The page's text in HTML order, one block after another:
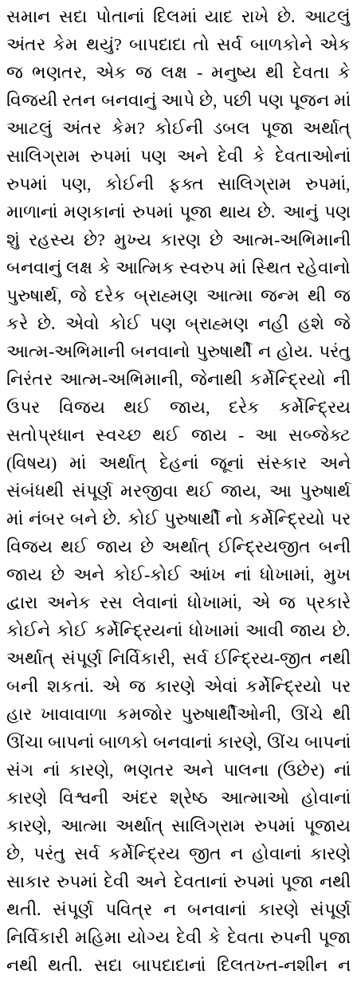
સમાન સદા પોતાનાં દિલમાં યાદ રાખે છે. આટલું
અંતર કેમ થયું? બાપદાદા તો સર્વ બાળકોને એક
જ ભણતર, એક જ લક્ષ - મનુષ્ય થી દેવતા કે
વિજયી રતન બનવાનું આપે છે, પછી પણ પૂજન માં
આટલું અંતર કેમ? કોઈની ડબલ પૂજા અર્થાત્
સાલિગ્રામ રુપમાં પણ અને દેવી કે દેવતાઓનાં
રુપમાં પણ, કોઈની ફક્ત સાલિગ્રામ રુપમાં,
માળાનાં મણકાનાં રુપમાં પૂજા થાય છે. આનું પણ
શું રહસ્ય છે? મુખ્ય કારણ છે આત્મ-અભિમાની
બનવાનું લક્ષ કે આત્મિક સ્વરુપ માં સ્થિત રહેવાનો
પુરુષાર્થ, જે દરેક બ્રાહ્મણ આત્મા જન્મ થી જ
કરે છે. એવો કોઈ પણ બ્રાહ્મણ નહીં હશે જે
આત્મ-અભિમાની બનવાનો પુરુષાર્થી ન હોય. પરંતુ
નિરંતર આત્મ-અભિમાની, જેનાથી કર્મેન્દ્રિયો ની
ઉપર વિજય થઈ જાય, દરેક કર્મેન્દ્રિય
સતોપ્રધાન સ્વચ્છ થઈ જાય - આ સબ્જેક્ટ
(વિષય) માં અર્થાત્ દેહનાં જૂનાં સંસ્કાર અને
સંબંધથી સંપૂર્ણ મરજીવા થઈ જાય, આ પુરુષાર્થ
માં નંબર બને છે. કોઈ પુરુષાર્થી નો કર્મેન્દ્રિયો પર
વિજય થઈ જાય છે અર્થાત્ ઈન્દ્રિયજીત બની
જાય છે અને કોઈ-કોઈ આંખ નાં ધોખામાં, મુખ
દ્વારા અનેક રસ લેવાનાં ધોખામાં, એ જ પ્રકારે
કોઈને કોઈ કર્મેન્દ્રિયનાં ધોખામાં આવી જાય છે.
અર્થાત્ સંપૂર્ણ નિર્વિકારી, સર્વ ઈન્દ્રિય-જીત નથી
બની શકતાં. એ જ કારણે એવાં કર્મેન્દ્રિયો પર
હાર ખાવાવાળા કમજોર પુરુષાર્થીઓની, ઊંચે થી
ઊંચા બાપનાં બાળકો બનવાનાં કારણે, ઊંચ બાપનાં
સંગ નાં કારણે, ભણતર અને પાલના (ઉછેર) નાં
કારણે વિશ્વની અંદર શ્રેષ્ઠ આત્માઓ હોવાનાં
કારણે, આત્મા અર્થાત્ સાલિગ્રામ રુપમાં પૂજાય
છે, પરંતુ સર્વ કર્મેન્દ્રિય જીત ન હોવાનાં કારણે
સાકાર રુપમાં દેવી અને દેવતાનાં રુપમાં પૂજા નથી
થતી. સંપૂર્ણ પવિત્ર ન બનવાનાં કારણે સંપૂર્ણ
નિર્વિકારી મહિમા યોગ્ય દેવી કે દેવતા રુપની પૂજા
નથી થતી. સદા બાપદાદાનાં દિલતખ્ત-નશીન ન